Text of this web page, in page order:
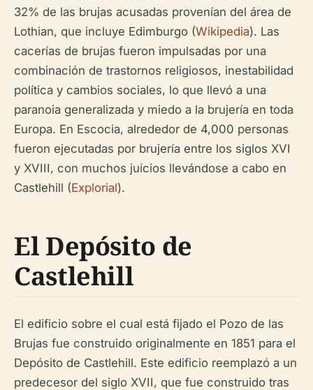
32% de las brujas acusadas provenían del área de
Lothian, que incluye Edimburgo (Wikipedia). Las
cacerías de brujas fueron impulsadas por una
combinación de trastornos religiosos, inestabilidad
política y cambios sociales, lo que llevó a una
paranoia generalizada y miedo a la brujería en toda
Europa. En Escocia, alrededor de 4,000 personas
fueron ejecutadas por brujería entre los siglos XVI
y XVIII, con muchos juicios llevándose a cabo en
Castlehill (Explorial).
El Depósito de
Castlehill
El edificio sobre el cual está fijado el Pozo de las
Brujas fue construido originalmente en 1851 para el
Depósito de Castlehill. Este edificio reemplazó a un
predecesor del siglo XVII, que fue construido tras